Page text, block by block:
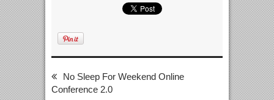
No Sleep For Weekend Online
Conference 2.0